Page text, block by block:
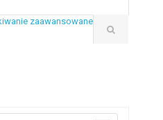
zaawansowane